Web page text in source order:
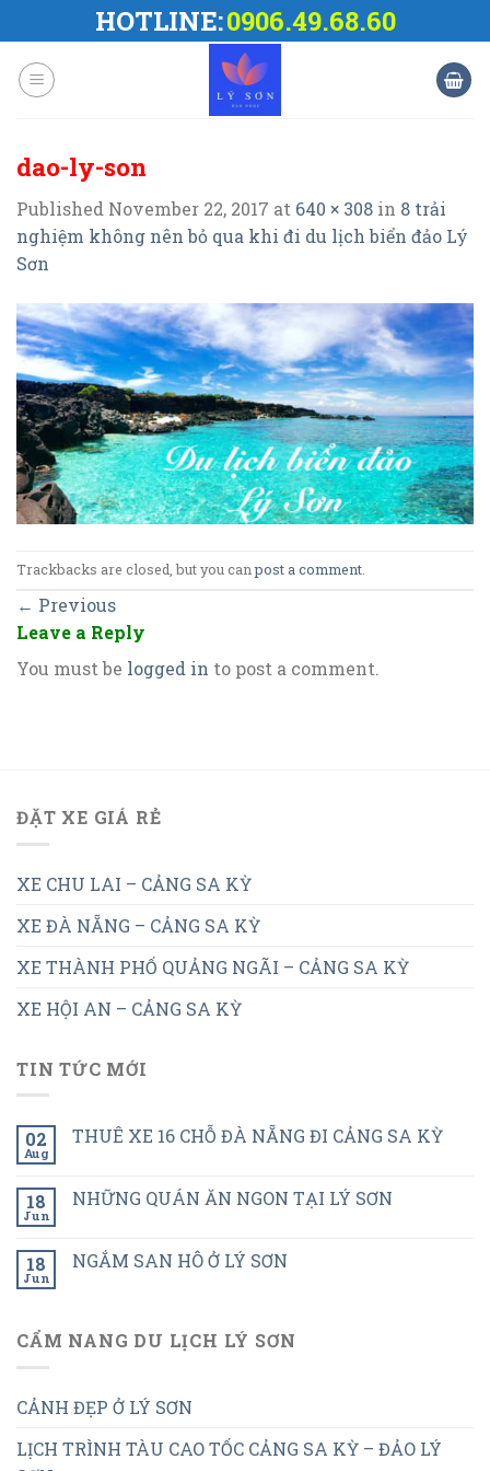
to
content
HOTLINE:0906.49.68.60
dao-ly-son
Published November 22, 2017 at 640 × 308 in 8 trải
nghiệm không nên bỏ qua khi đi du lịch biển đảo Lý
Sơn
Trackbacks are closed, but you canpost a comment
← Previous
Leave a Reply
You must be logged in to post a comment.
ĐẶT XE GIÁ RẺ
XE CHU LAI – CẢNG SA KỲ
XE ĐÀ NẴNG – CẢNG SA KỲ
XE THÀNH PHỐ QUẢNG NGÃI – CẢNG SA KỲ
XE HỘI AN – CẢNG SA KỲ
TIN TỨC MỚI
02
Aug
THUÊ XE 16 CHỖ ĐÀ NẴNG ĐI CẢNG SA KỲ
18
Jun
NHỮNG QUÁN ĂN NGON TẠI LÝ SƠN
18
Jun
NGẮM SAN HÔ Ở LÝ SƠN
CẨM NANG DU LỊCH LÝ SƠN
CẢNH ĐẸP Ở LÝ SƠN
LỊCH TRÌNH TÀU CAO TỐC CẢNG SA KỲ – ĐẢO LÝ